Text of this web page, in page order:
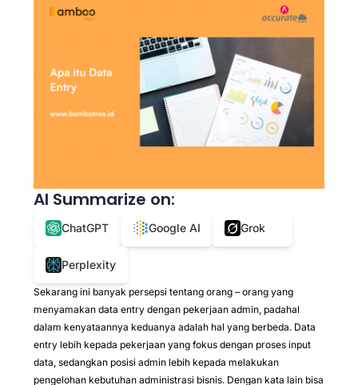
AI Summarize on:
ChatGPT Google AI Grok
Perplexity
Sekarang ini banyak persepsi tentang orang – orang yang
menyamakan data entry dengan pekerjaan admin, padahal
dalam kenyataannya keduanya adalah hal yang berbeda. Data
entry lebih kepada pekerjaan yang fokus dengan proses input
data, sedangkan posisi admin lebih kepada melakukan
pengelohan kebutuhan administrasi bisnis. Dengan kata lain bisa